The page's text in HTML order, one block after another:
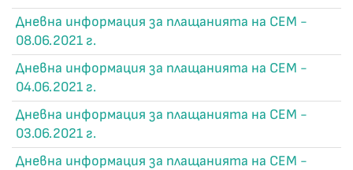
Дневна информация за плащанията на СЕМ -
08.06.2021 г.
Дневна информация за плащанията на СЕМ -
04.06.2021 г.
Дневна информация за плащанията на СЕМ -
03.06.2021 г.
Дневна информация за плащанията на СЕМ -